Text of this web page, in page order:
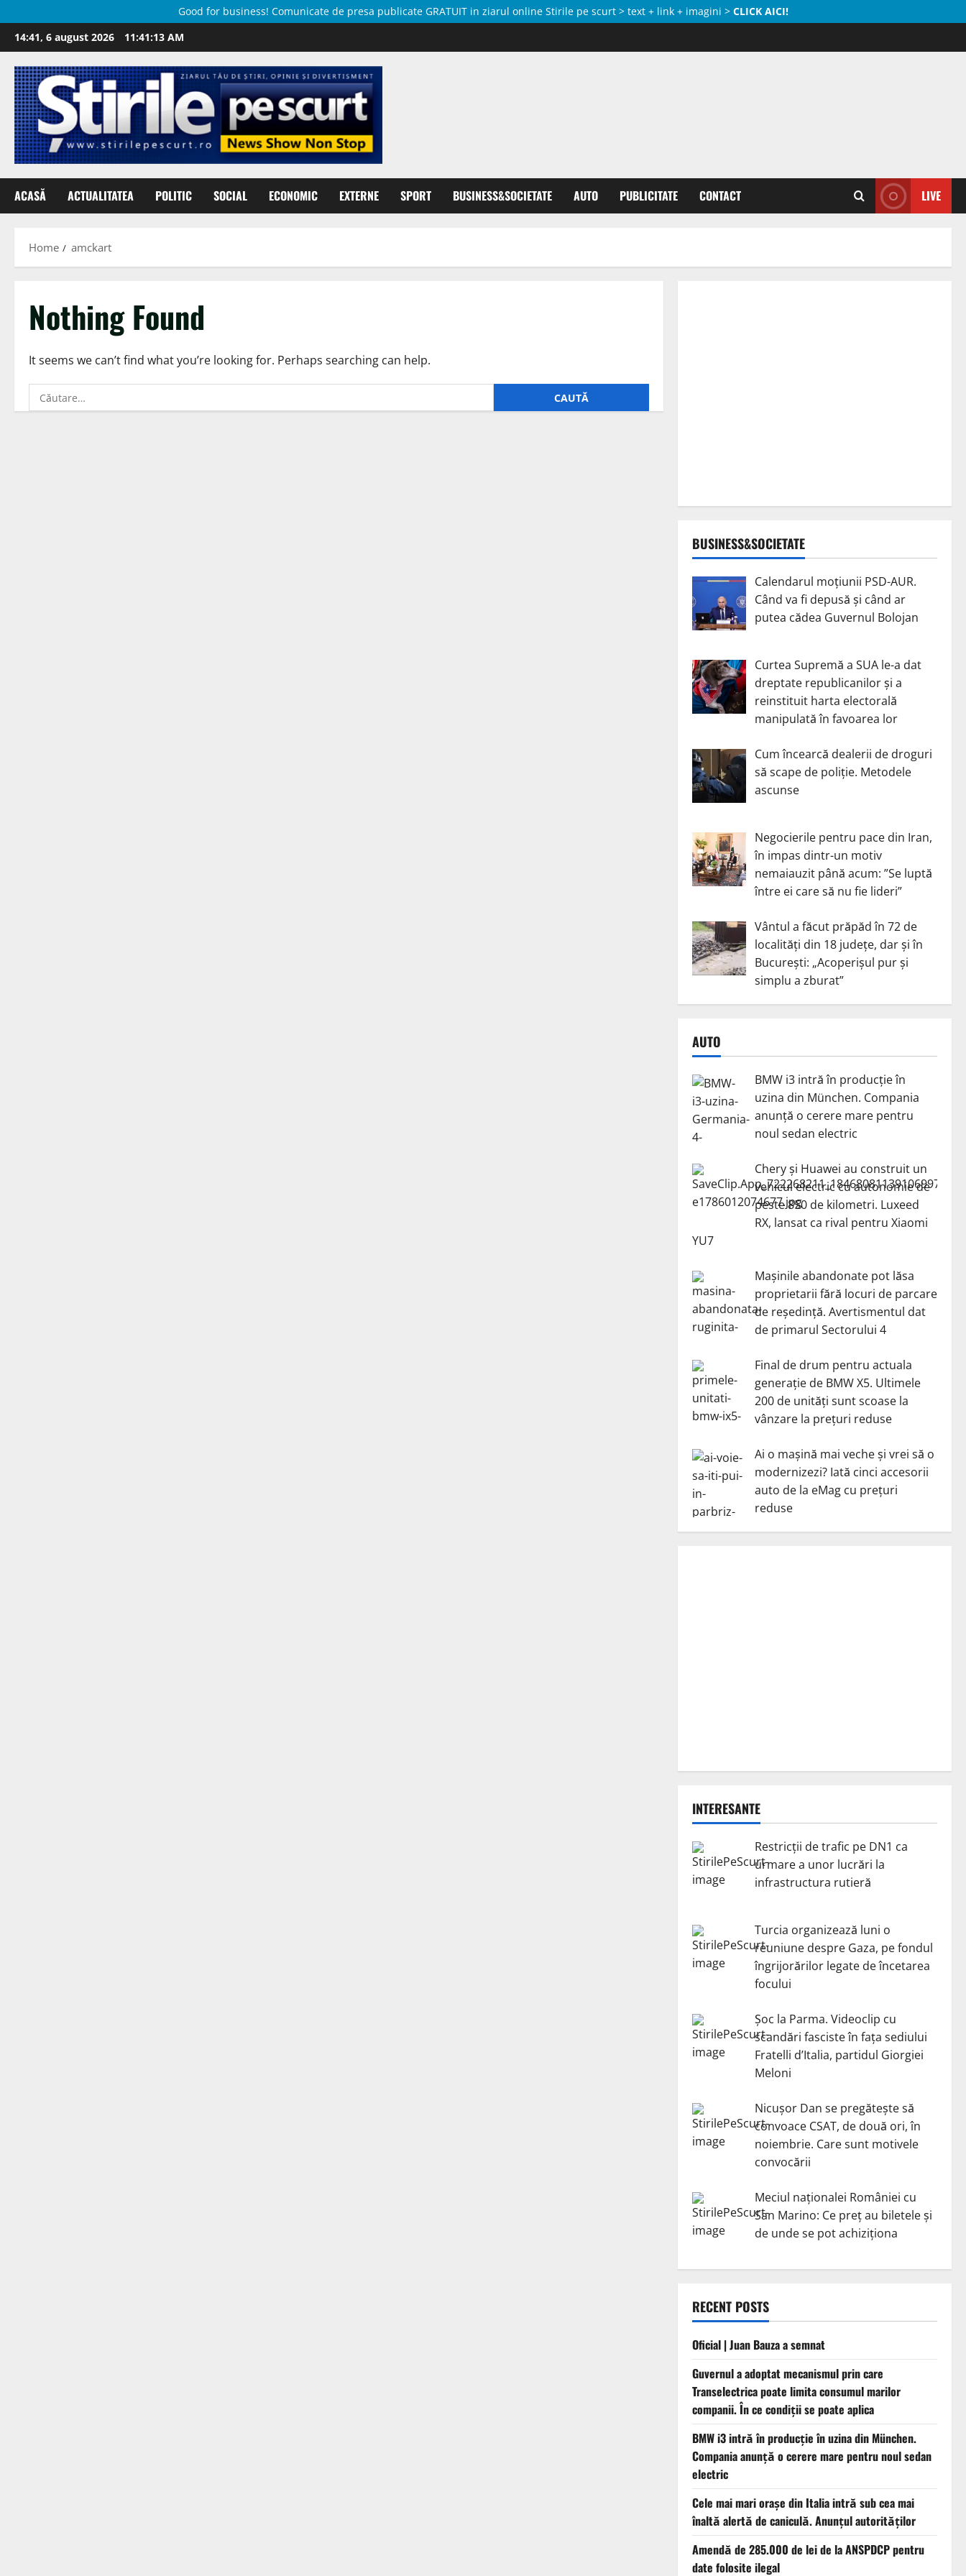
Good for business! Comunicate de presa publicate GRATUIT in ziarul online Stirile pe scurt > text + link + imagini > CLICK AICI!
Skip
to
content
14:41, 6 august 2026 11:41:14 AM
ACASĂ ACTUALITATEA POLITIC SOCIAL ECONOMIC EXTERNE SPORT BUSINESS&SOCIETATE AUTO PUBLICITATE CONTACT LIVE
Home amckart
Nothing Found
It seems we can’t find what you’re looking for. Perhaps searching can help.
Caută
după:
BUSINESS&SOCIETATE
Calendarul moțiunii PSD-AUR.
Când va fi depusă și când ar
putea cădea Guvernul Bolojan
Curtea Supremă a SUA le-a dat
dreptate republicanilor și a
reinstituit harta electorală
manipulată în favoarea lor
Cum încearcă dealerii de droguri
să scape de poliție. Metodele
ascunse
Negocierile pentru pace din Iran,
în impas dintr-un motiv
nemaiauzit până acum: ”Se luptă
între ei care să nu fie lideri”
Vântul a făcut prăpăd în 72 de
localități din 18 județe, dar și în
București: „Acoperișul pur și
simplu a zburat”
AUTO
BMW i3 intră în producție în
uzina din München. Compania
anunță o cerere mare pentru
noul sedan electric
Chery și Huawei au construit un
vehicul electric cu autonomie de
peste 850 de kilometri. Luxeed
RX, lansat ca rival pentru Xiaomi
YU7
Mașinile abandonate pot lăsa
proprietarii fără locuri de parcare
de reședință. Avertismentul dat
de primarul Sectorului 4
Final de drum pentru actuala
generație de BMW X5. Ultimele
200 de unități sunt scoase la
vânzare la prețuri reduse
Ai o mașină mai veche și vrei să o
modernizezi? Iată cinci accesorii
auto de la eMag cu prețuri
reduse
INTERESANTE
Restricții de trafic pe DN1 ca
urmare a unor lucrări la
infrastructura rutieră
Turcia organizează luni o
reuniune despre Gaza, pe fondul
îngrijorărilor legate de încetarea
focului
Șoc la Parma. Videoclip cu
scandări fasciste în fața sediului
Fratelli d’Italia, partidul Giorgiei
Meloni
Nicuşor Dan se pregăteşte să
convoace CSAT, de două ori, în
noiembrie. Care sunt motivele
convocării
Meciul naționalei României cu
San Marino: Ce preț au biletele și
de unde se pot achiziționa
RECENT POSTS
Oficial | Juan Bauza a semnat
Guvernul a adoptat mecanismul prin care
Transelectrica poate limita consumul marilor
companii. În ce condiții se poate aplica
BMW i3 intră în producție în uzina din München.
Compania anunță o cerere mare pentru noul sedan
electric
Cele mai mari orașe din Italia intră sub cea mai
înaltă alertă de caniculă. Anunțul autorităților
Amendă de 285.000 de lei de la ANSPDCP pentru
date folosite ilegal